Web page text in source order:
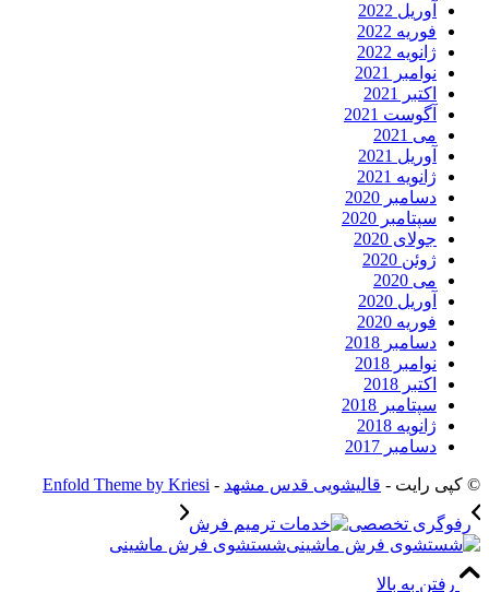
آوریل 2022
فوریه 2022
ژانویه 2022
نوامبر 2021
اکتبر 2021
آگوست 2021
می 2021
آوریل 2021
ژانویه 2021
دسامبر 2020
سپتامبر 2020
جولای 2020
ژوئن 2020
می 2020
آوریل 2020
فوریه 2020
دسامبر 2018
نوامبر 2018
اکتبر 2018
سپتامبر 2018
ژانویه 2018
دسامبر 2017
© کپی رایت - قالیشویی قدس مشهد -
Enfold Theme by Kriesi
رفوگری تخصصی
شستشوی فرش ماشینی
رفتن به بالا